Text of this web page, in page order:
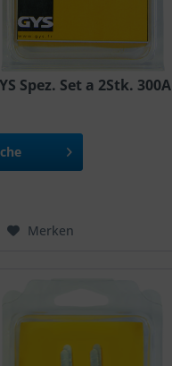
Spez. Set a 2Stk. 300A
Merken